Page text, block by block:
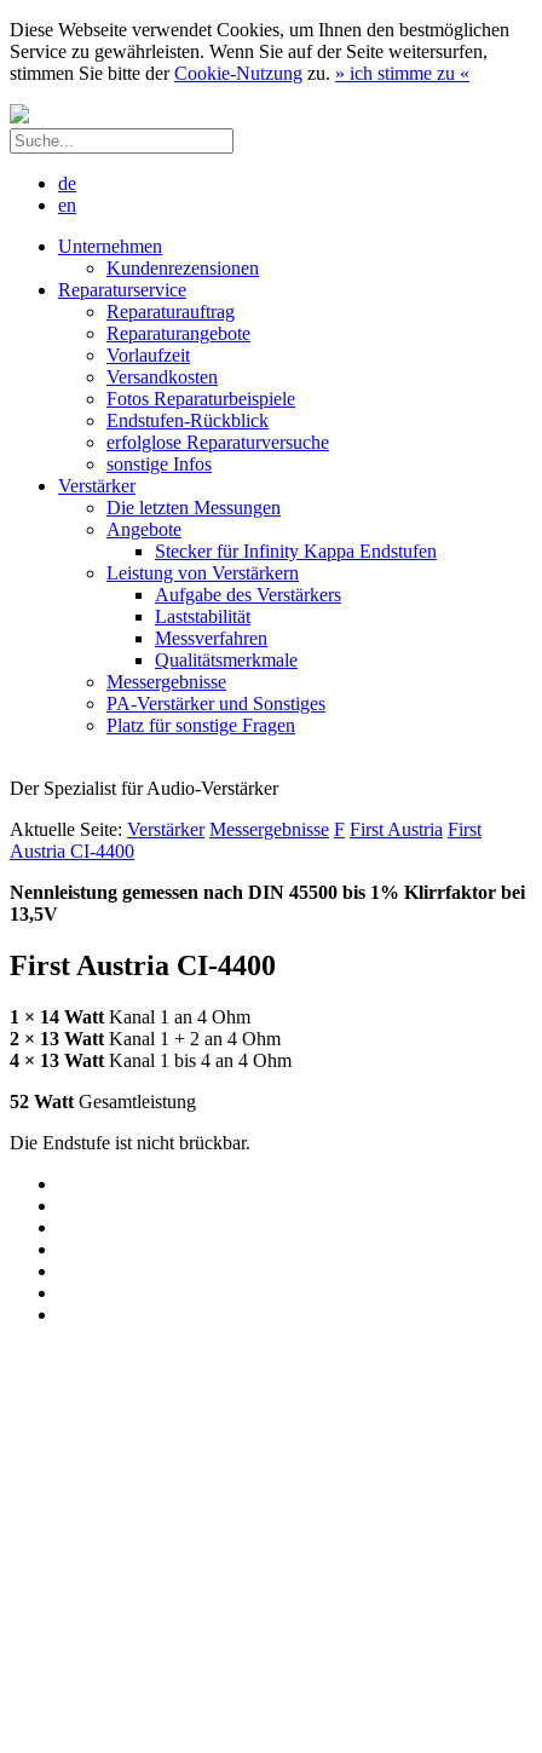
Diese Webseite verwendet Cookies, um Ihnen den bestmöglichen
Service zu gewährleisten. Wenn Sie auf der Seite weitersurfen,
stimmen Sie bitte derCookie-Nutzung zu. » ich stimme zu «
de
en
Unternehmen
Kundenrezensionen
Reparaturservice
Reparaturauftrag
Reparaturangebote
Vorlaufzeit
Versandkosten
Fotos Reparaturbeispiele
Endstufen-Rückblick
erfolglose Reparaturversuche
sonstige Infos
Verstärker
Die letzten Messungen
Angebote
Stecker für Infinity Kappa Endstufen
Leistung von Verstärkern
Aufgabe des Verstärkers
Laststabilität
Messverfahren
Qualitätsmerkmale
Messergebnisse
PA-Verstärker und Sonstiges
Platz für sonstige Fragen
Der Spezialist für Audio-Verstärker
Aktuelle Seite: Verstärker Messergebnisse F First Austria First
Austria CI-4400
Nennleistung gemessen nach DIN 45500 bis 1% Klirrfaktor bei
13,5V
First Austria CI-4400
1 × 14 Watt Kanal 1 an 4 Ohm
2 × 13 Watt Kanal 1 + 2 an 4 Ohm
4 × 13 Watt Kanal 1 bis 4 an 4 Ohm
52 Watt Gesamtleistung
Die Endstufe ist nicht brückbar.